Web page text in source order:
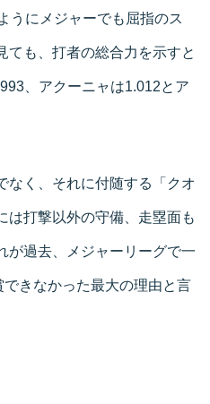
うにメジャーでも屈指のス
ても、打者の総合力を示すと
、アクーニャは1.012とア
なく、それに付随する「クオ
は打撃以外の守備、走塁面も
が過去、メジャーリーグで一
きなかった最大の理由と言